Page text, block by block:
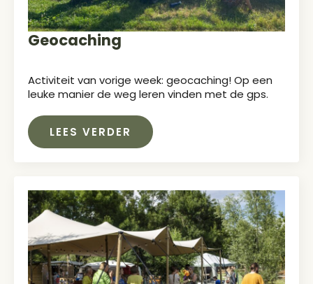
Geocaching
Activiteit van vorige week: geocaching! Op een
leuke manier de weg leren vinden met de gps.
LEES VERDER